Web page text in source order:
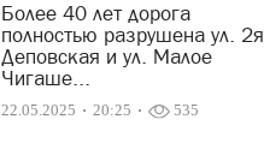
Более 40 лет дорога
полностью разрушена ул. 2я
Деповская и ул. Малое
Чигаше...
22.05.2025 20:25 535